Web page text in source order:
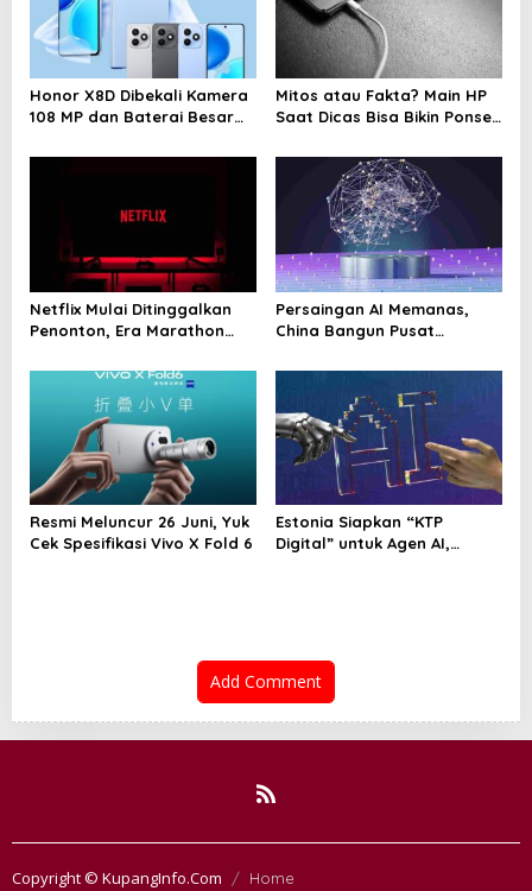
g
a
t
i
o
Honor X8D Dibekali Kamera
108 MP dan Baterai Besar
Mitos atau Fakta? Main HP
Saat Dicas Bisa Bikin Ponsel
Netflix Mulai Ditinggalkan
Penonton, Era Marathon
Berakhir
Persaingan AI Memanas,
China Bangun Pusat
Latih Model Canggih
Resmi Meluncur 26 Juni, Yuk
Cek Spesifikasi Vivo X Fold 6
Estonia Siapkan “KTP
Digital” untuk Agen AI,
Add Comment
Copyright © KupangInfo.Com Home